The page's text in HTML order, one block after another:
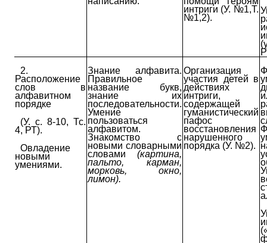
интриги (У. №1,Т.
№1,2).
2.
Расположение
слов в
алфавитном
порядке
(У. с. 8-10, Тс.
4, РТ).
Овладение
новыми
умениями.
Знание алфавита.
Правильное
название букв,
знание их
последовательности.
Умение
пользоваться
алфавитом.
Знакомство с
новыми словарными
словами(картина,
пальто, карман,
морковь, окно,
лимон).
Организация
участия детей в
действиях
интриги,
содержащей
гуманистический
пафос
восстановления
нарушенного
порядка (У. №2).